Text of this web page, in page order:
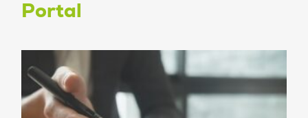
Portal